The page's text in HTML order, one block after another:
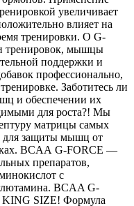
увеличивает
влияет на
тренировки. О G-
тренировок, мышцы
поддержки и
профессионально,
Заботитесь ли
и обеспечении их
для роста?! Мы
матрицы самых
для защиты мышц от
BCАА G-FORCE —
препаратов,
с
BCAA G-
KING SIZE! Формула